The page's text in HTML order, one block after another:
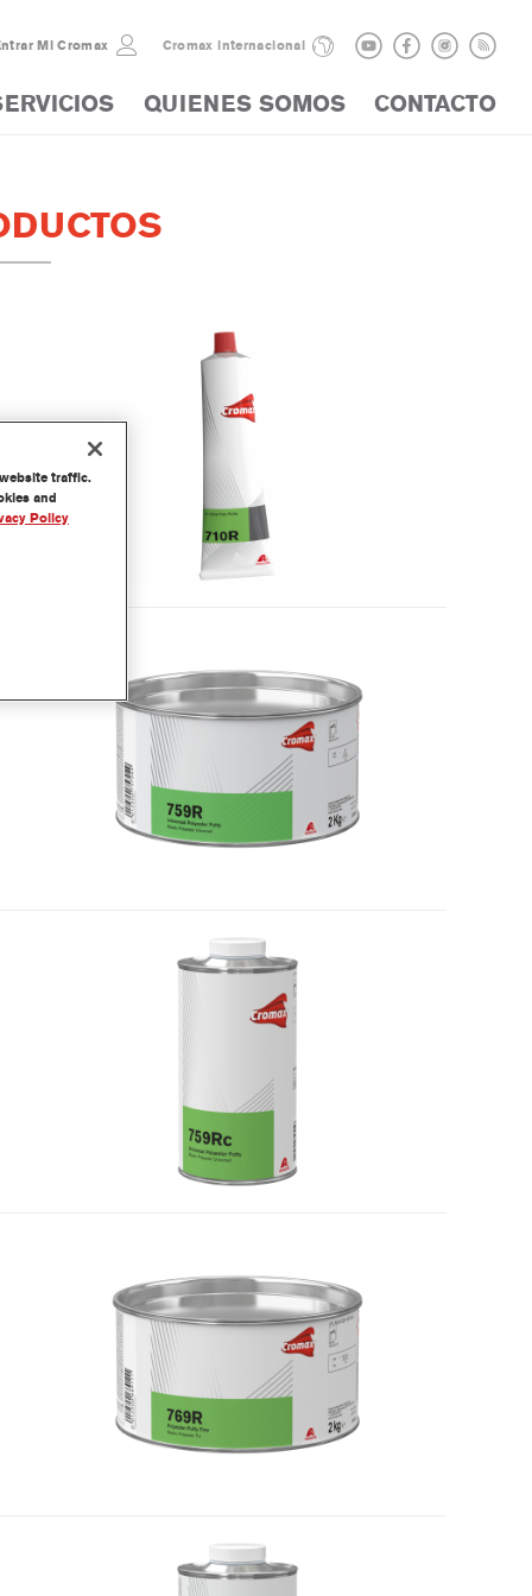
Mi Cromax Cromax internacional
QUIENES SOMOS CONTACTO
traffic.
and
Policy